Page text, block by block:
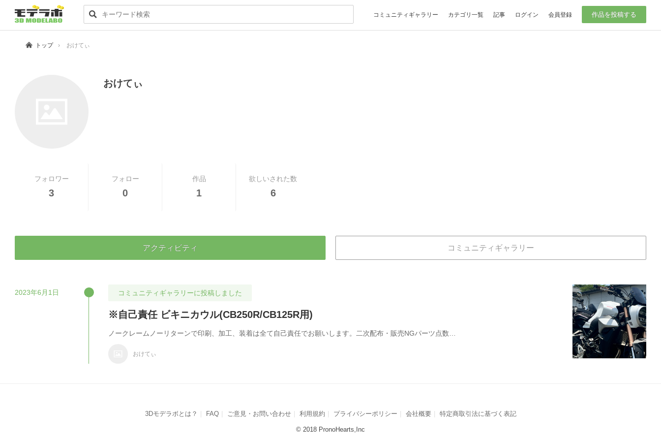
コミュニティギャラリー カテゴリ一覧 記事 ログイン 会員登録 作品を投稿する
トップ おけてぃ
おけてぃ
フォロワー
3
フォロー
0
作品
1
欲しいされた数
6
アクティビティ コミュニティギャラリー
2023年6月1日 コミュニティギャラリーに投稿しました
※自己責任 ビキニカウル(CB250R/CB125R用)
ノークレームノーリターンで印刷、加工、装着は全て自己責任でお願いします。二次配布・販売NGパーツ点数…
おけてぃ
3Dモデラボとは？ FAQ ご意見・お問い合わせ 利用規約 プライバシーポリシー 会社概要 特定商取引法に基づく表記
© 2018 PronoHearts,Inc